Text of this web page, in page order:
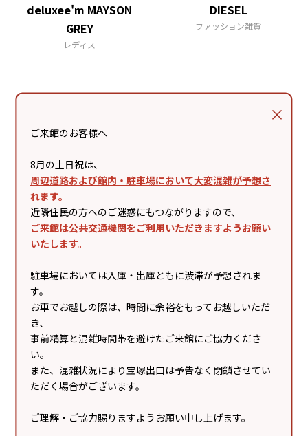
ご来館のお客様へ
8月の土日祝は、
周辺道路および館内・駐車場において大変混雑が予想さ
れます。
近隣住民の方へのご迷惑にもつながりますので、
ご来館は公共交通機関をご利用いただきますようお願い
いたします。
駐車場においては入庫・出庫ともに渋滞が予想されま
す。
お車でお越しの際は、時間に余裕をもってお越しいただ
き、
事前精算と混雑時間帯を避けたご来館にご協力くださ
い。
また、混雑状況により宝塚出口は予告なく閉鎖させてい
ただく場合がございます。
ご理解・ご協力賜りますようお願い申し上げます。
deluxee'm MAYSON
GREY
レディス
DIESEL
ファッション雑貨
Dessin
レディス・メンズ・キッズ・生活雑
貨
芦屋 天がゆ
天ぷら
本館4F
定食と甘味 さち福や
和定食
鉄板焼 鶏料理 かしわ
和食